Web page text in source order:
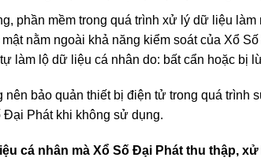
phần mềm trong quá trình xử lý dữ liệu
nằm ngoài khả năng kiểm soát của Xổ
làm lộ dữ liệu cá nhân do: bất cẩn hoặc bị
bảo quản thiết bị điện tử trong quá trình
Đại Phát khi không sử dụng.
cá nhân mà Xổ Số Đại Phát thu thập, xử